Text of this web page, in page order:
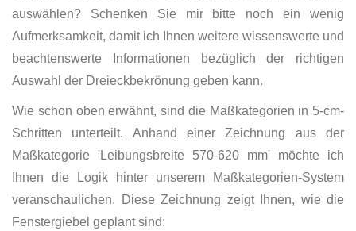
auswählen? Schenken Sie mir bitte noch ein wenig
Aufmerksamkeit, damit ich Ihnen weitere wissenswerte und
beachtenswerte Informationen bezüglich der richtigen
Auswahl der Dreieckbekrönung geben kann.
Wie schon oben erwähnt, sind die Maßkategorien in 5-cm-
Schritten unterteilt. Anhand einer Zeichnung aus der
Maßkategorie 'Leibungsbreite 570-620 mm' möchte ich
Ihnen die Logik hinter unserem Maßkategorien-System
veranschaulichen. Diese Zeichnung zeigt Ihnen, wie die
Fenstergiebel geplant sind: